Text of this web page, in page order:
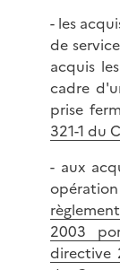
- les
de
acquis
cadre
prise
321-1 du
- aux
2003
directive